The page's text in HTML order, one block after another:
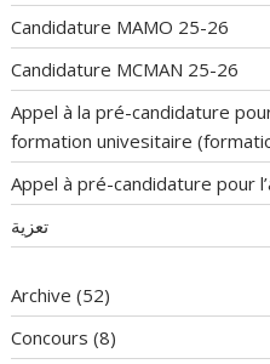
Candidature MAMO 25-26
Candidature MCMAN 25-26
Appel à la pré-candidature
formation univesitaire
Appel à pré-candidature pour
تعزية
Archive (52)
Concours (8)